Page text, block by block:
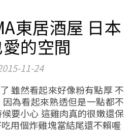
東居酒屋 日本
的空間
11-24
為看起來熟透但是一點都不
要小心 這雞肉真的很嫩還保
用個炸雞塊當結尾還不賴喔